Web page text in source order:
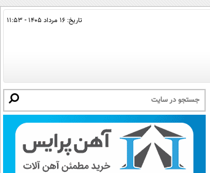
تاریخ: ۱۶ مرداد ۱۴۰۵ - ۱۱:۵۳